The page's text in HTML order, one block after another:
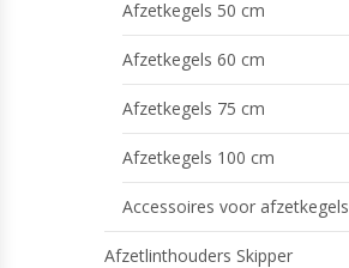
Afzetkegels 50 cm
Afzetkegels 60 cm
Afzetkegels 75 cm
Afzetkegels 100 cm
Accessoires voor afzetkegels
Afzetlinthouders Skipper